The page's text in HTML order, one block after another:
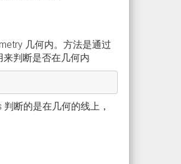
几何内。方法是通过
来判断是否在几何内
断的是在几何的线上，